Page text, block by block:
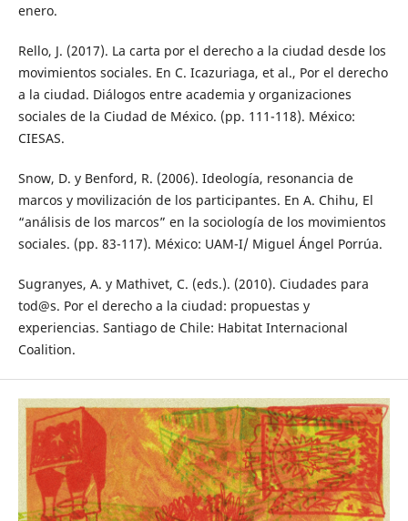
enero.
Rello, J. (2017). La carta por el derecho a la ciudad desde los
movimientos sociales. En C. Icazuriaga, et al., Por el derecho
a la ciudad. Diálogos entre academia y organizaciones
sociales de la Ciudad de México. (pp. 111-118). México:
CIESAS.
Snow, D. y Benford, R. (2006). Ideología, resonancia de
marcos y movilización de los participantes. En A. Chihu, El
“análisis de los marcos” en la sociología de los movimientos
sociales. (pp. 83-117). México: UAM-I/ Miguel Ángel Porrúa.
Sugranyes, A. y Mathivet, C. (eds.). (2010). Ciudades para
tod@s. Por el derecho a la ciudad: propuestas y
experiencias. Santiago de Chile: Habitat Internacional
Coalition.